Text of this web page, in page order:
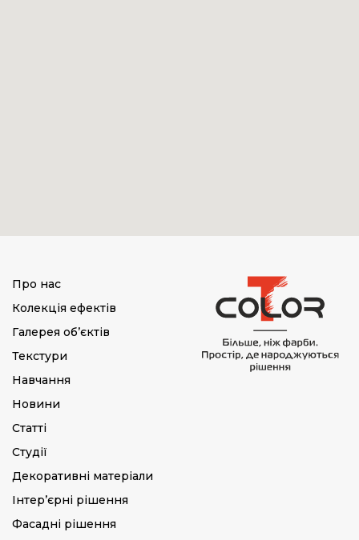
Про нас
Колекція ефектів
Галерея об’єктів
Текстури
Навчання
Новини
Статті
Студії
Декоративні матеріали
Інтер’єрні рішення
Фасадні рішення